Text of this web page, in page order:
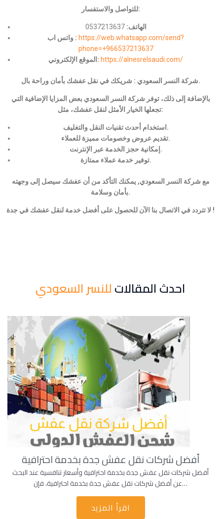
للتواصل والاستفسار:
الهاتف: 0537213637
واتس اب : https://web.whatsapp.com/send?
phone=+966537213637
الموقع الإلكتروني: https://alnesrelsaudi.com/
شركة النسر السعودي : شريكك في نقل عفشك بأمان وراحة بال.
بالإضافة إلى ذلك، توفر شركة النسر السعودي بعض المزايا الإضافية التي
تجعلها الخيار الأمثل لنقل عفشك، مثل:
استخدام أحدث تقنيات النقل والتغليف.
تقديم عروض وخصومات مميزة للعملاء.
إمكانية حجز الخدمة عبر الإنترنت.
توفير خدمة عملاء ممتازة.
مع شركة النسر السعودي, يمكنك التأكد من أن عفشك سيصل إلى وجهته
بأمان وسلامة.
لا تتردد في الاتصال بنا الآن للحصول على أفضل خدمة لنقل عفشك في جدة !
احدث المقالاتللنسر السعودي
أفضل شركات نقل عفش جدة بخدمة احترافية
أفضل شركات نقل عفش جدة بخدمة احترافية وأسعار تنافسية عند البحث
عن أفضل شركات نقل عفش جدة بخدمة احترافية، فإن…
اقرأ المزيد